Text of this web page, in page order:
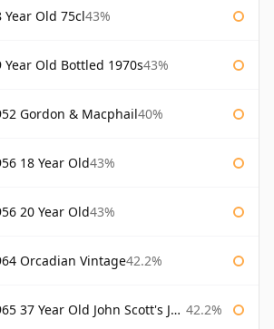
Old 75cl43%
Old Bottled 1970s43%
Gordon & Macphail40%
18 Year Old43%
20 Year Old43%
Orcadian Vintage42.2%
Year Old John Scott's John Scott's 42.2%